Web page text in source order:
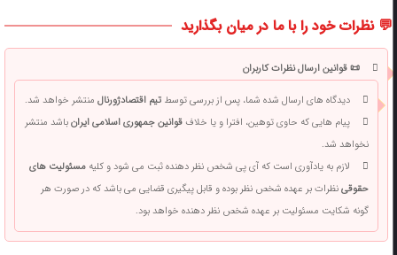
💬 نظرات خود را با ما در میان بگذارید
📜 قوانین ارسال نظرات کاربران
دیدگاه های ارسال شده شما، پس از بررسی توسطتیم اقتصادژورنالمنتشر خواهد شد.
پیام هایی که حاوی توهین، افترا و یا خلافقوانین جمهوری اسلامی ایرانباشد منتشر
نخواهد شد.
لازم به یادآوری است که آی پی شخص نظر دهنده ثبت می شود و کلیهمسئولیت های
حقوقینظرات بر عهده شخص نظر بوده و قابل پیگیری قضایی می باشد که در صورت هر
گونه شکایت مسئولیت بر عهده شخص نظر دهنده خواهد بود.